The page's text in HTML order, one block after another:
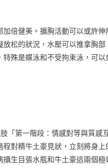
倍健美。擴胸活動可以或許
松的狀況，水壓可以推拿胸
殊是蝶泳和不受拘束泳，可
「第一階段：情感對等與質感
對精牛土豪見狀，立刻將身
生目張水瓶和牛土豪這兩個